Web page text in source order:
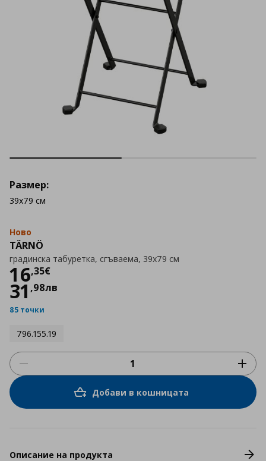
Ново
TÄRNÖ
градинска табуретка, сгъваема, 39x79 см
16,35€
Цена
31 ,98лв
85 точки
796.155.19
Размер:
39x79 см
Добави в кошницата
Описание на продукта